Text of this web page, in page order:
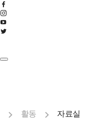
활동 자료실